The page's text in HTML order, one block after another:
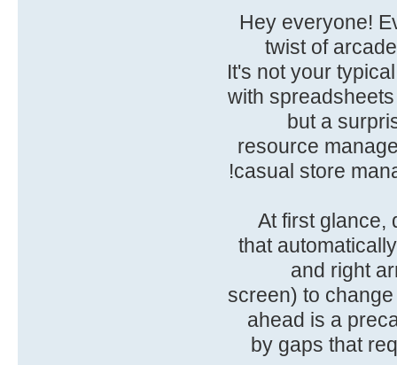
Hey everyone!
twist of
. It's not your
with
but a
resource
casual store
At first glance,
that
and right
screen) to
ahead is a
by gaps that